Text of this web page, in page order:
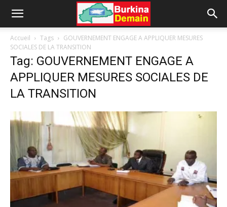
Accueil Tags
GOUVERNEMENT ENGAGE A APPLIQUER MESURES
SOCIALES DE LA TRANSITION
Tag: GOUVERNEMENT ENGAGE A
APPLIQUER MESURES SOCIALES DE
LA TRANSITION